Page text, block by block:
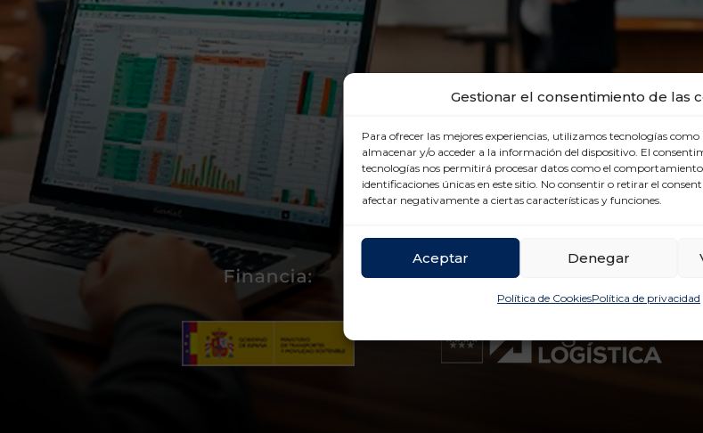
Gestionar el consentimiento de las
Para ofrecer las mejores experiencias, utilizamos tecnologías como
almacenar y/o acceder a la información del dispositivo. El
tecnologías nos permitirá procesar datos como el comportamiento
identificaciones únicas en este sitio. No consentir o retirar el
afectar negativamente a ciertas características y funciones.
Aceptar Denegar
Política de CookiesPolítica de privacidad